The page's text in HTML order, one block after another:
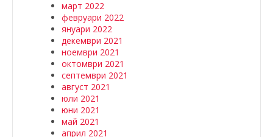
март 2022
февруари 2022
януари 2022
декември 2021
ноември 2021
октомври 2021
септември 2021
август 2021
юли 2021
юни 2021
май 2021
април 2021